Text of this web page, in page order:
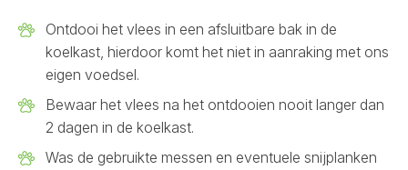
Ontdooi het vlees in een afsluitbare bak in de
koelkast, hierdoor komt het niet in aanraking met ons
eigen voedsel.
Bewaar het vlees na het ontdooien nooit langer dan
2 dagen in de koelkast.
Was de gebruikte messen en eventuele snijplanken